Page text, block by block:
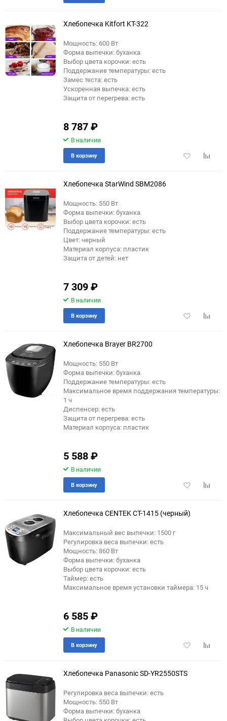
Хлебопечка Kitfort KT-322
Мощность: 600 Вт
Форма выпечки: буханка
Выбор цвета корочки: есть
Поддержание температуры: есть
Замес теста: есть
Ускоренная выпечка: есть
Защита от перегрева: есть
8 787₽
В наличии
Добавить
В корзину
еще 10 фото
Хлебопечка StarWind SBM2086
Мощность: 550 Вт
Форма выпечки: буханка
Выбор цвета корочки: есть
Поддержание температуры: есть
Цвет: черный
Материал корпуса: пластик
Защита от детей: нет
7 309₽
В наличии
Добавить
В корзину
Хлебопечка Brayer BR2700
Мощность: 550 Вт
Форма выпечки: буханка
Поддержание температуры: есть
Максимальное время поддержания температуры:
1 ч
Диспенсер: есть
Защита от перегрева: есть
Материал корпуса: пластик
5 588₽
В наличии
Добавить
В корзину
Хлебопечка CENTEK CT-1415 (черный)
Максимальный вес выпечки: 1500 г
Регулировка веса выпечки: есть
Мощность: 860 Вт
Форма выпечки: буханка
Выбор цвета корочки: есть
Таймер: есть
Максимальное время установки таймера: 15 ч
6 585₽
В наличии
Добавить
В корзину
Хлебопечка Panasonic SD-YR2550STS
Регулировка веса выпечки: есть
Мощность: 550 Вт
Форма выпечки: буханка